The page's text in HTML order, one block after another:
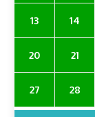
13 14
20 21
27 28